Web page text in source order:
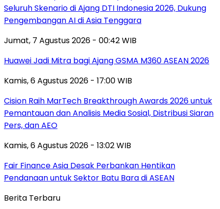
Seluruh Skenario di Ajang DTI Indonesia 2026, Dukung
Pengembangan AI di Asia Tenggara
Jumat, 7 Agustus 2026 - 00:42 WIB
Huawei Jadi Mitra bagi Ajang GSMA M360 ASEAN 2026
Kamis, 6 Agustus 2026 - 17:00 WIB
Cision Raih MarTech Breakthrough Awards 2026 untuk
Pemantauan dan Analisis Media Sosial, Distribusi Siaran
Pers, dan AEO
Kamis, 6 Agustus 2026 - 13:02 WIB
Fair Finance Asia Desak Perbankan Hentikan
Pendanaan untuk Sektor Batu Bara di ASEAN
Berita Terbaru